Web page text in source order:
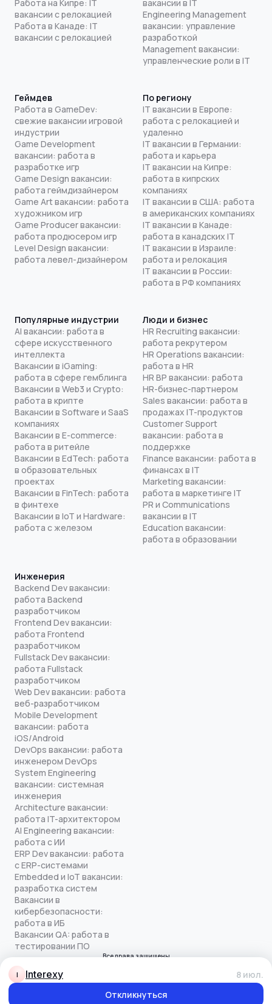
I Interexy
8 июл.
Откликнуться
Работа на Кипре: IT
вакансии с релокацией
Работа в Канаде: IT
вакансии с релокацией
вакансии в IT
Engineering Management
вакансии: управление
разработкой
Management вакансии:
управленческие роли в IT
Геймдев
Работа в GameDev:
свежие вакансии игровой
индустрии
Game Development
вакансии: работа в
разработке игр
Game Design вакансии:
работа геймдизайнером
Game Art вакансии: работа
художником игр
Game Producer вакансии:
работа продюсером игр
Level Design вакансии:
работа левел-дизайнером
По региону
IT вакансии в Европе:
работа с релокацией и
удаленно
IT вакансии в Германии:
работа и карьера
IT вакансии на Кипре:
работа в кипрских
компаниях
IT вакансии в США: работа
в американских компаниях
IT вакансии в Канаде:
работа в канадских IT
IT вакансии в Израиле:
работа и релокация
IT вакансии в России:
работа в РФ компаниях
Популярные индустрии
AI вакансии: работа в
сфере искусственного
интеллекта
Вакансии в iGaming:
работа в сфере гемблинга
Вакансии в Web3 и Crypto:
работа в крипте
Вакансии в Software и SaaS
компаниях
Вакансии в E-commerce:
работа в ритейле
Вакансии в EdTech: работа
в образовательных
проектах
Вакансии в FinTech: работа
в финтехе
Вакансии в IoT и Hardware:
работа с железом
Люди и бизнес
HR Recruiting вакансии:
работа рекрутером
HR Operations вакансии:
работа в HR
HR BP вакансии: работа
HR-бизнес-партнером
Sales вакансии: работа в
продажах IT-продуктов
Customer Support
вакансии: работа в
поддержке
Finance вакансии: работа в
финансах в IT
Marketing вакансии:
работа в маркетинге IT
PR и Communications
вакансии в IT
Education вакансии:
работа в образовании
Инженерия
Backend Dev вакансии:
работа Backend
разработчиком
Frontend Dev вакансии:
работа Frontend
разработчиком
Fullstack Dev вакансии:
работа Fullstack
разработчиком
Web Dev вакансии: работа
веб-разработчиком
Mobile Development
вакансии: работа
iOS/Android
DevOps вакансии: работа
инженером DevOps
System Engineering
вакансии: системная
инженерия
Architecture вакансии:
работа IT-архитектором
AI Engineering вакансии:
работа с ИИ
ERP Dev вакансии: работа
с ERP-системами
Embedded и IoT вакансии:
разработка систем
Вакансии в
кибербезопасности:
работа в ИБ
Вакансии QA: работа в
тестировании ПО
Все права защищены
Политика конфиденциальности